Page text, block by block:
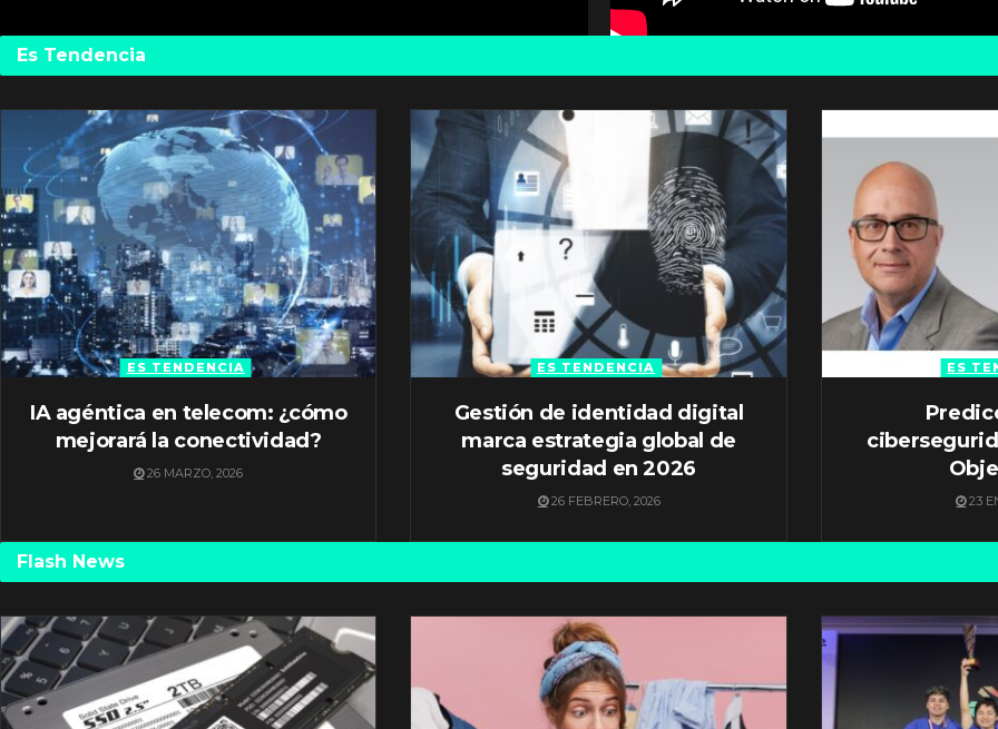
Es Tendencia
ES TENDENCIA
IA agéntica en telecom: ¿cómo
mejorará la conectividad?
26 MARZO, 2026
ES TENDENCIA
Gestión de identidad digital
marca estrategia global de
seguridad en 2026
26 FEBRERO, 2026
ES
23
Flash News